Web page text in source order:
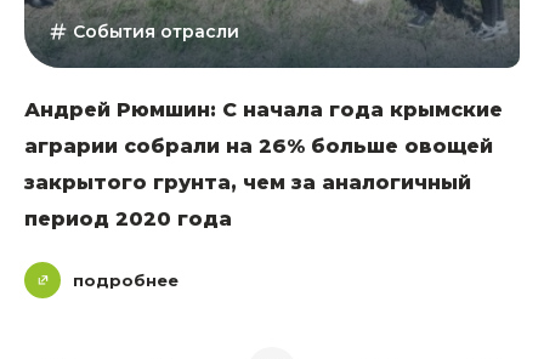
События отрасли
Андрей Рюмшин: С начала года крымские
аграрии собрали на 26% больше овощей
закрытого грунта, чем за аналогичный
период 2020 года
подробнее